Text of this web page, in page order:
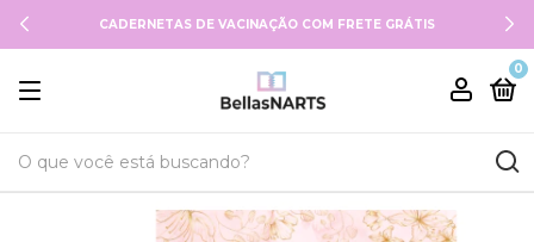
CADERNETAS DE VACINAÇÃO COM FRETE GRÁTIS
0